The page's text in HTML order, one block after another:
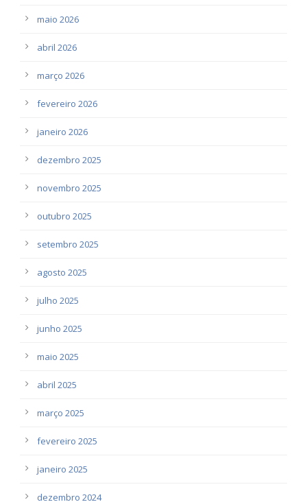
maio 2026
abril 2026
março 2026
fevereiro 2026
janeiro 2026
dezembro 2025
novembro 2025
outubro 2025
setembro 2025
agosto 2025
julho 2025
junho 2025
maio 2025
abril 2025
março 2025
fevereiro 2025
janeiro 2025
dezembro 2024